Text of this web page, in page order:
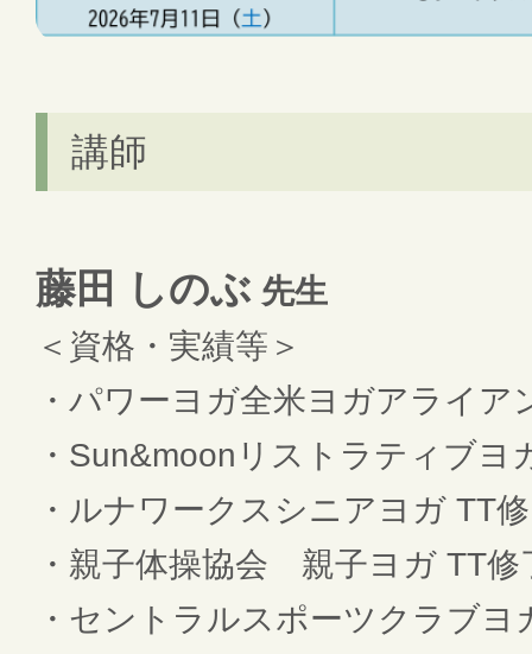
講師
藤田 しのぶ 先生
＜資格・実績等＞
・パワーヨガ全米ヨガアライア
・Sun&moonリストラティブヨ
・ルナワークスシニアヨガ TT
・親子体操協会 親子ヨガ TT修
・セントラルスポーツクラブ